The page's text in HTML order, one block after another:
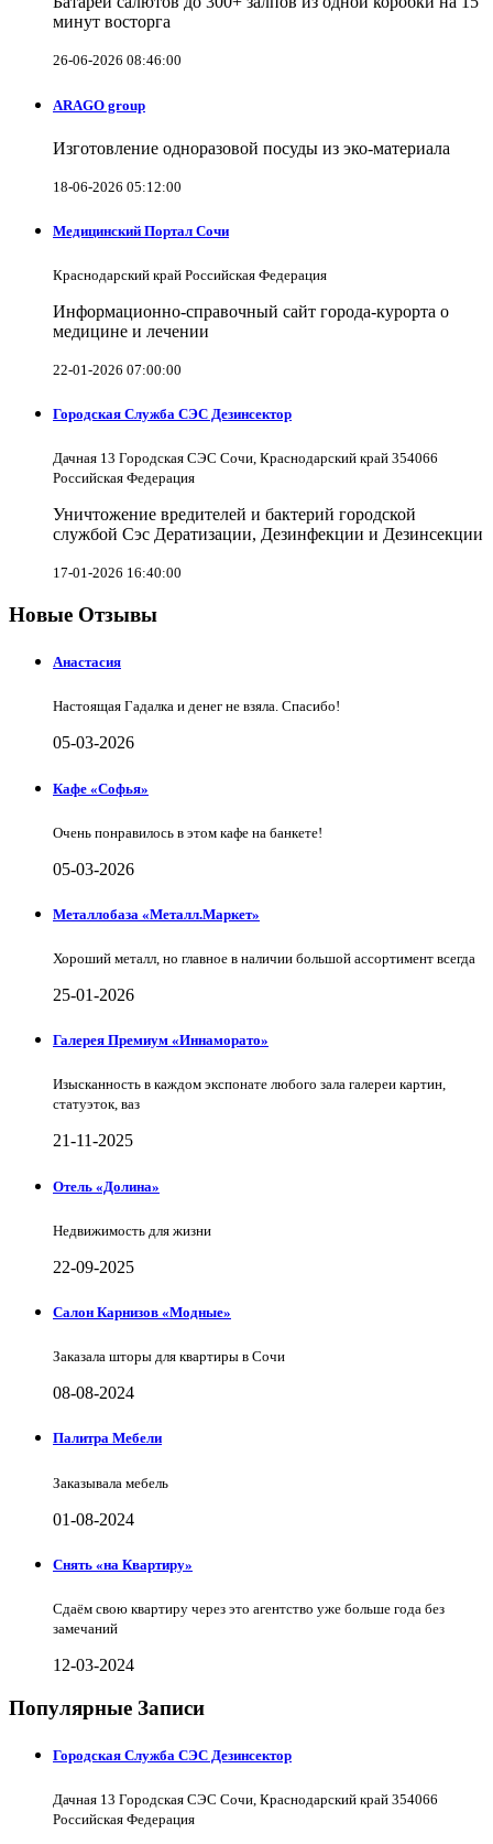
минут восторга
26-06-2026 08:46:00
ARAGO group
Изготовление одноразовой посуды из эко-материала
18-06-2026 05:12:00
Медицинский Портал Сочи
Краснодарский край Российская Федерация
Информационно-справочный сайт города-курорта о
медицине и лечении
22-01-2026 07:00:00
Городская Служба СЭС Дезинсектор
Дачная 13 Городская СЭС Сочи, Краснодарский край 354066
Российская Федерация
Уничтожение вредителей и бактерий городской
службой Сэс Дератизации, Дезинфекции и Дезинсекции
17-01-2026 16:40:00
Новые Отзывы
Анастасия
Настоящая Гадалка и денег не взяла. Спасибо!
05-03-2026
Кафе «Софья»
Очень понравилось в этом кафе на банкете!
05-03-2026
Металлобаза «Металл.Маркет»
Хороший металл, но главное в наличии большой ассортимент всегда
25-01-2026
Галерея Премиум «Иннаморато»
Изысканность в каждом экспонате любого зала галереи картин,
статуэток, ваз
21-11-2025
Отель «Долина»
Недвижимость для жизни
22-09-2025
Салон Карнизов «Модные»
Заказала шторы для квартиры в Сочи
08-08-2024
Палитра Мебели
Заказывала мебель
01-08-2024
Снять «на Квартиру»
Сдаём свою квартиру через это агентство уже больше года без
замечаний
12-03-2024
Популярные Записи
Городская Служба СЭС Дезинсектор
Дачная 13 Городская СЭС Сочи, Краснодарский край 354066
Российская Федерация